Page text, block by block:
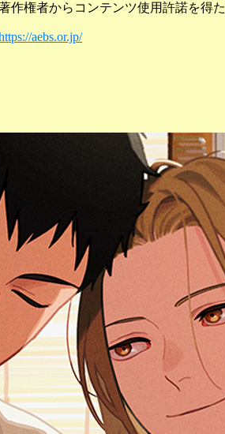
権者からコンテンツ使用許諾を得
aebs.or.jp/